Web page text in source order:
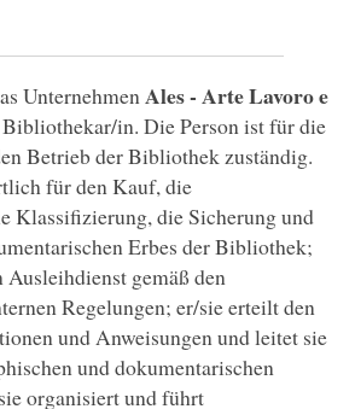
Unternehmen Ales - Arte Lavoro e
in. Die Person ist für die
Betrieb der Bibliothek zuständig.
für den Kauf, die
Klassifizierung, die Sicherung und
Erbes der Bibliothek;
gemäß den
Regelungen; er/sie erteilt den
und Anweisungen und leitet sie
und dokumentarischen
organisiert und führt